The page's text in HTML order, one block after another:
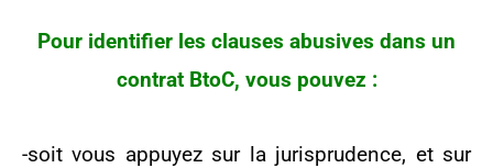
Pour identifier les clauses abusives dans un
contrat BtoC, vous pouvez :
-soit vous appuyez sur la jurisprudence, et sur